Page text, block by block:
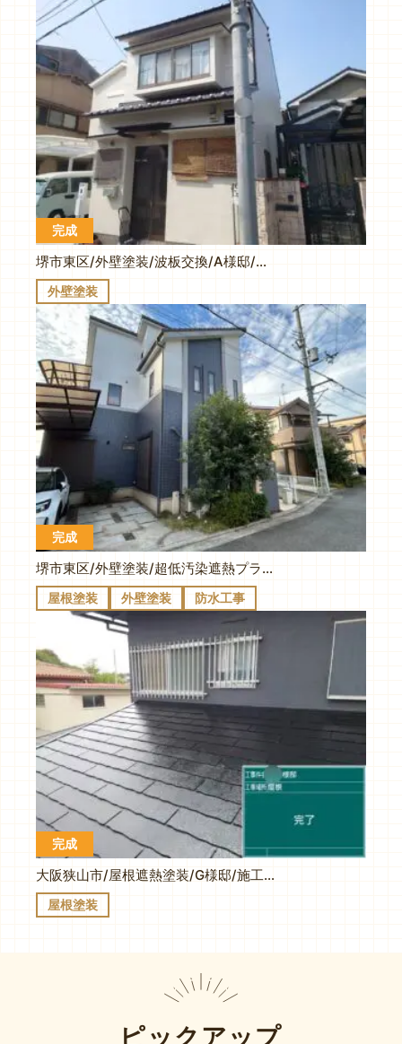
完成
堺市東区/外壁塗装/波板交換/A様邸/施工事例
外壁塗装
完成
堺市東区/外壁塗装/超低汚染遮熱プラチナリファイン2000MF・K様/施工事例
屋根塗装 外壁塗装 防水工事
完成
大阪狭山市/屋根遮熱塗装/G様邸/施工事例
屋根塗装
ピックアップ